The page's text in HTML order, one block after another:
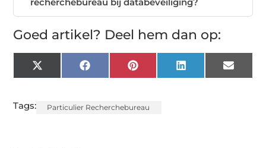
recherchebureau bij databeveiliging?
Goed artikel? Deel hem dan op:
X
(Twitter)
FacebookPinterest LinkedIn Email
Tags: Particulier Recherchebureau